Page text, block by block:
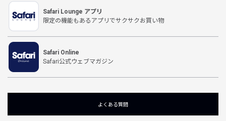
Safari Lounge アプリ
限定の機能もあるアプリでサクサクお買い物
Safari Online
Safari公式ウェブマガジン
よくある質問